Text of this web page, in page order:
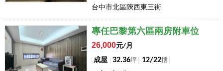
台中市北區陝西東三街
店長推薦 專任巴黎第六區兩房附車位
26,000元/月
成屋
32.36坪 12/22樓